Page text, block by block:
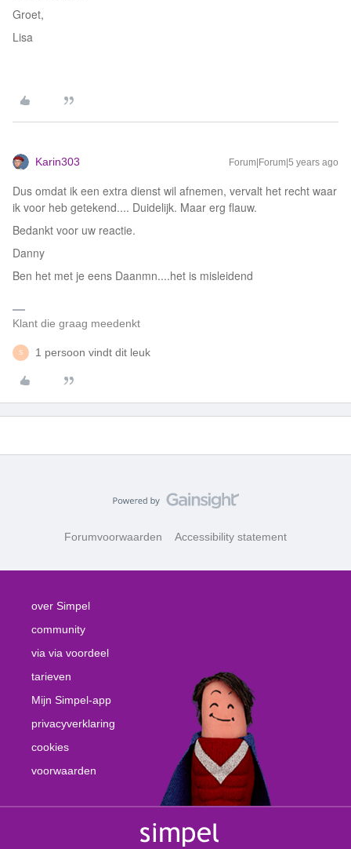
Groet,
Lisa
Karin303 Forum|Forum|5 years ago
Dus omdat ik een extra dienst wil afnemen, vervalt het recht waar
ik voor heb getekend.... Duidelijk. Maar erg flauw.
Bedankt voor uw reactie.
Danny
Ben het met je eens Daanmn....het is misleidend
Klant die graag meedenkt
S 1 persoon vindt dit leuk
Forumvoorwaarden Accessibility statement
over Simpel
community
via via voordeel
tarieven
Mijn Simpel-app
privacyverklaring
cookies
voorwaarden